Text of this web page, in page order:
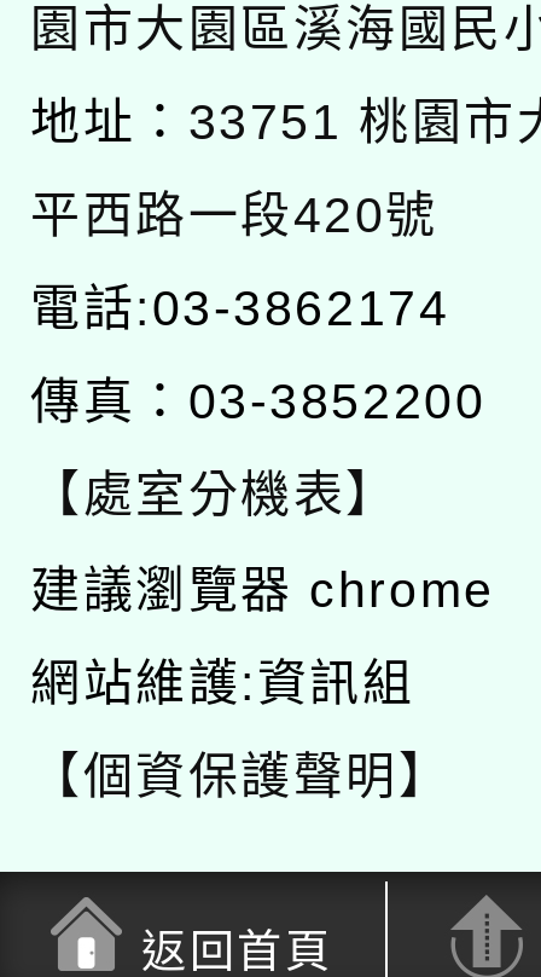
園市大園區溪海國民
地址： 33751 桃園市
平西路一段420號
電話:03-3862174
傳真：03-3852200
【處室分機表】
建議瀏覽器 chrome
網站維護:資訊組
【個資保護聲明】
返回首頁